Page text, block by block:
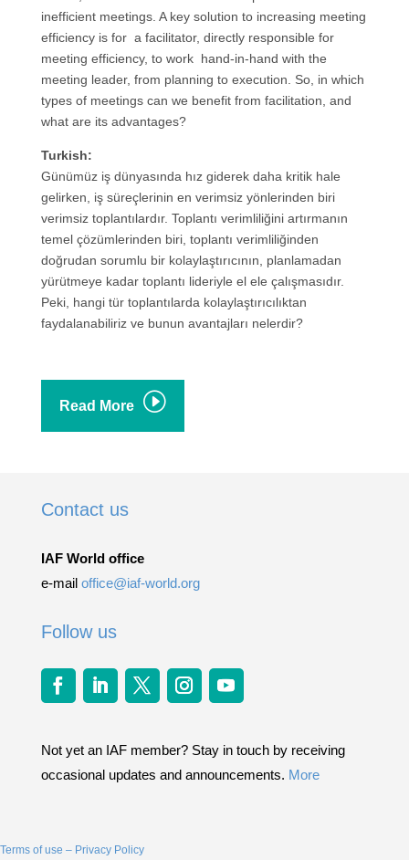
inefficient meetings. A key solution to increasing meeting
efficiency is for a facilitator, directly responsible for
meeting efficiency, to work hand-in-hand with the
meeting leader, from planning to execution. So, in which
types of meetings can we benefit from facilitation, and
what are its advantages?
Turkish:
Günümüz iş dünyasında hız giderek daha kritik hale
gelirken, iş süreçlerinin en verimsiz yönlerinden biri
verimsiz toplantılardır. Toplantı verimliliğini artırmanın
temel çözümlerinden biri, toplantı verimliliğinden
doğrudan sorumlu bir kolaylaştırıcının, planlamadan
yürütmeye kadar toplantı lideriyle el ele çalışmasıdır.
Peki, hangi tür toplantılarda kolaylaştırıcılıktan
faydalanabiliriz ve bunun avantajları nelerdir?
Read More I
Contact us
IAF World office
e-mail office@iaf-world.org
Follow us
Not yet an IAF member? Stay in touch by receiving
occasional updates and announcements. More
Terms of use – Privacy Policy